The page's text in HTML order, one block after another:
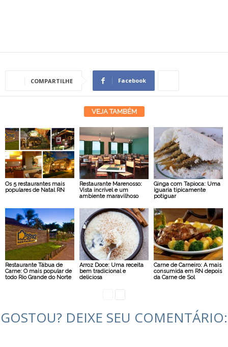
COMPARTILHE Facebook
VEJA TAMBÉM
Os 5 restaurantes mais
populares de Natal RN
Restaurante Marenosso:
Vista incrível e um
ambiente maravilhoso
Ginga com Tapioca: Uma
iguaria tipicamente
potiguar
Restaurante Tábua de
Carne: O mais popular de
todo Rio Grande do Norte
Arroz Doce: Uma receita
bem tradicional e
deliciosa
Carne de Carneiro: A mais
consumida em RN depois
da Carne de Sol
GOSTOU? DEIXE SEU COMENTÁRIO: